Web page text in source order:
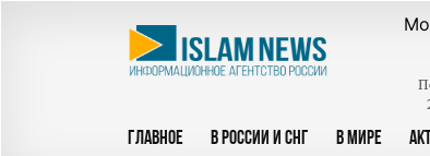
ГЛАВНОЕ В РОССИИ И СНГ В МИРЕ